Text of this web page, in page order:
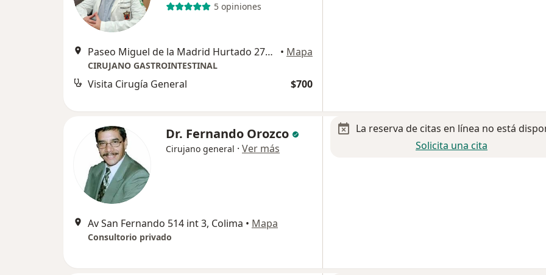
5 opiniones
Paseo Miguel de la Madrid Hurtado 271, Villa de Alvarez • Mapa
CIRUJANO GASTROINTESTINAL
Visita Cirugía General $700
Dr. Fernando Orozco
Cirujano general · Ver más
Av San Fernando 514 int 3, Colima • Mapa
Consultorio privado
La reserva de citas en línea no está
Solicita una cita